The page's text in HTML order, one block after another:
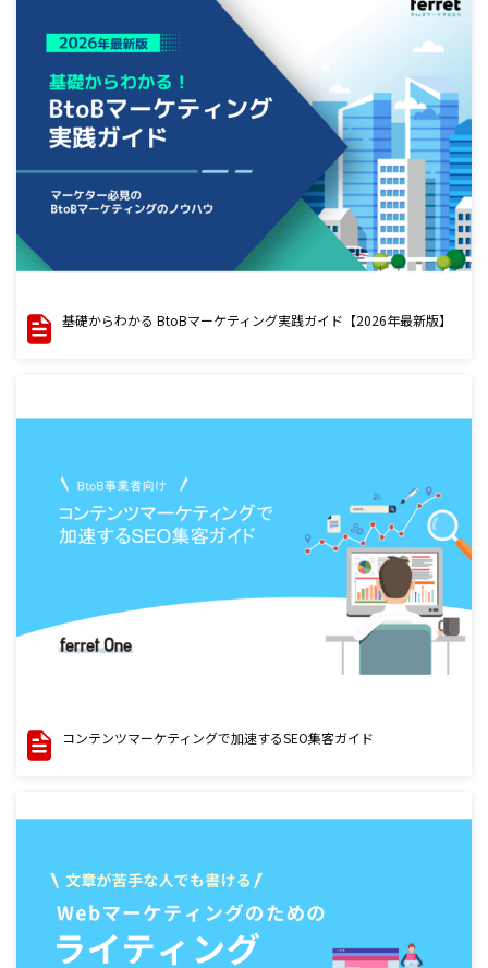
基礎からわかる BtoBマーケティング実践ガイド【2026年最新版】
コンテンツマーケティングで加速するSEO集客ガイド